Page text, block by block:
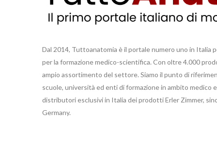
Dal 2014, Tuttoanatomia è il portale numero uno in Italia
per la formazione medico-scientifica. Con oltre 4.000
ampio assortimento del settore. Siamo il punto di
scuole, università ed enti di formazione in ambito medico
distributori esclusivi in Italia dei prodotti Erler Zimmer,
Germany.